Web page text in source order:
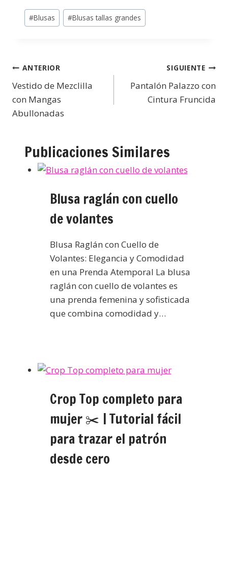
#Blusas #Blusas tallas grandes
ANTERIOR
Vestido de Mezclilla
con Mangas
Abullonadas
SIGUIENTE
Pantalón Palazzo con
Cintura Fruncida
Publicaciones Similares
Blusa raglán con cuello
de volantes
Blusa Raglán con Cuello de
Volantes: Elegancia y Comodidad
en una Prenda Atemporal La blusa
raglán con cuello de volantes es
una prenda femenina y sofisticada
que combina comodidad y…
Crop Top completo para
mujer ✂️ | Tutorial fácil
para trazar el patrón
desde cero